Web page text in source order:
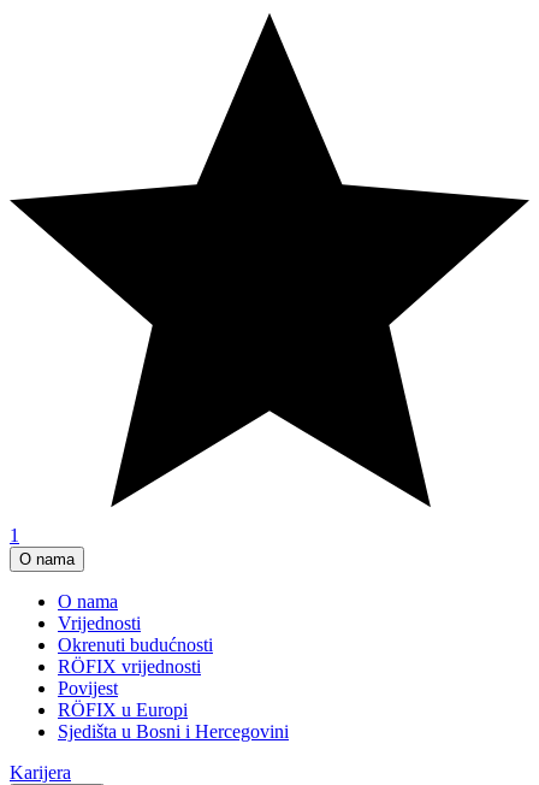
1
O nama
O nama
Vrijednosti
Okrenuti budućnosti
RÖFIX vrijednosti
Povijest
RÖFIX u Europi
Sjedišta u Bosni i Hercegovini
Karijera